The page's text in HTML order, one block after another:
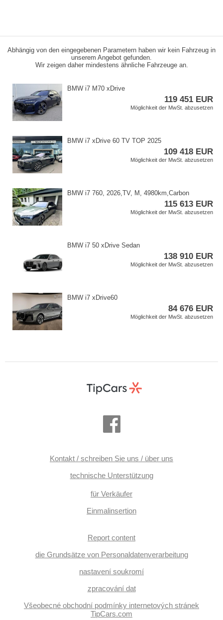
Abhängig von den eingegebenen Parametern haben wir kein Fahrzeug in
unserem Angebot gefunden.
Wir zeigen daher mindestens ähnliche Fahrzeuge an.
BMW i7 M70 xDrive
119 451 EUR
Möglichkeit der MwSt. abzusetzen
BMW i7 xDrive 60 TV TOP 2025
109 418 EUR
Möglichkeit der MwSt. abzusetzen
BMW i7 760,​ 2026,​TV,​ M,​ 4980km,​Carbon
115 613 EUR
Möglichkeit der MwSt. abzusetzen
BMW i7 50 xDrive Sedan
138 910 EUR
Möglichkeit der MwSt. abzusetzen
BMW i7 xDrive60
84 676 EUR
Möglichkeit der MwSt. abzusetzen
Kontakt / schreiben Sie uns / über uns
technische Unterstützung
für Verkäufer
Einmalinsertion
Report content
die Grundsätze von Personaldatenverarbeitung
nastavení soukromí
zpracování dat
Všeobecné obchodní podmínky internetových stránek
TipCars.com